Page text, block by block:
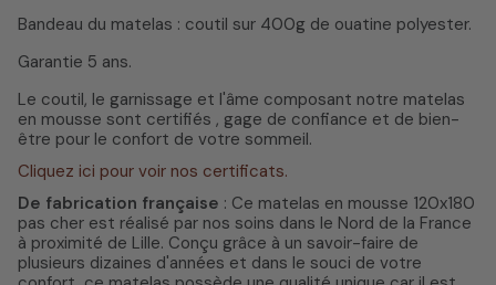
Bandeau du matelas : coutil sur 400g de ouatine polyester.
Garantie 5 ans.
Le coutil, le garnissage et l'âme composant notre matelas
en mousse sont certifiés , gage de confiance et de bien-
être pour le confort de votre sommeil.
Cliquez ici pour voir nos certificats.
De fabrication française : Ce matelas en mousse 120x180
pas cher est réalisé par nos soins dans le Nord de la France
à proximité de Lille. Conçu grâce à un savoir-faire de
plusieurs dizaines d'années et dans le souci de votre